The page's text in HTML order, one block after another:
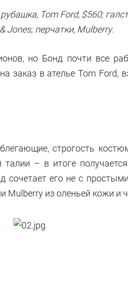
Tom Ford, $560;
Jones; перчатки, Mulberry.
но Бонд почти все
в ателье Tom Ford,
строгость
– в итоге
его не с
Mulberry из оленьей кожи и